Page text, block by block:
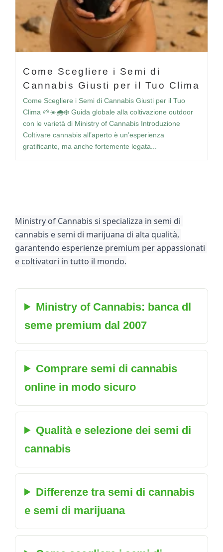
Come Scegliere i Semi di
Cannabis Giusti per il Tuo Clima
Come Scegliere i Semi di Cannabis Giusti per il Tuo
Clima 🌱☀️🌧️❄️ Guida globale alla coltivazione outdoor
con le varietà di Ministry of Cannabis Introduzione
Coltivare cannabis all’aperto è un’esperienza
gratificante, ma anche fortemente legata...
Ministry of Cannabis si specializza in semi di
cannabis e semi di marijuana di alta qualità,
garantendo esperienze premium per appassionati
e coltivatori in tutto il mondo.
Ministry of Cannabis: banca dl
seme premium dal 2007
Comprare semi di cannabis
online in modo sicuro
Qualità e selezione dei semi di
cannabis
Differenze tra semi di cannabis
e semi di marijuana